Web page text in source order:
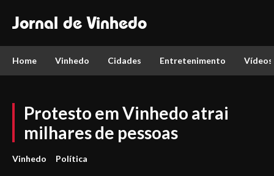
Jornal de Vinhedo
Home Vinhedo Cidades Entretenimento Vídeos
Protesto em Vinhedo atrai
milhares de pessoas
Vinhedo Política